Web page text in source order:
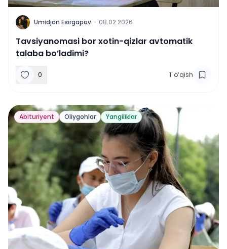
U Umidjon Esirgapov · 08.02.2026
Tavsiyanomasi bor xotin-qizlar avtomatik
talaba bo’ladimi?
0 1' o‘qish
Abituriyent Oliygohlar Yangiliklar